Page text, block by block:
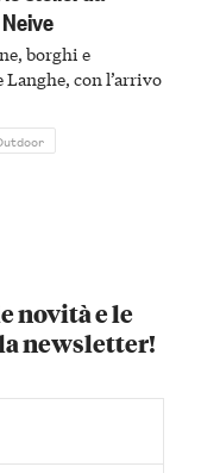
borghi e
con l’arrivo
novità e le
newsletter!